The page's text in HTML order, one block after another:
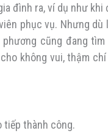
đình ra, ví dụ như khi
phục vụ. Nhưng dù
cũng đang tìm
không vui, thậm
tiếp thành công.